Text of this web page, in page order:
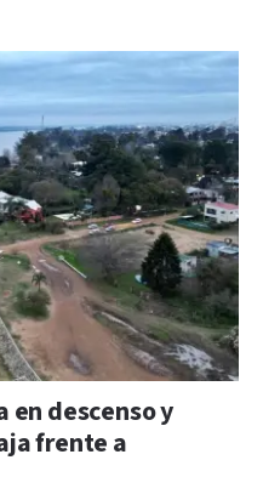
en descenso y
frente a